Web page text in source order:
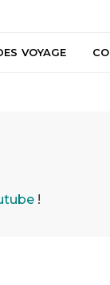
VOYAGE
!